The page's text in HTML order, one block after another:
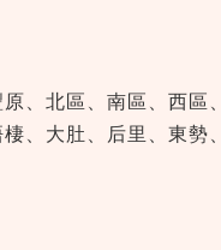
、北區、南區、西區
、大肚、后里、東勢